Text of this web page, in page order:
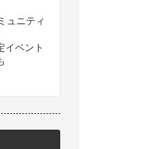
ュニティ
イベント